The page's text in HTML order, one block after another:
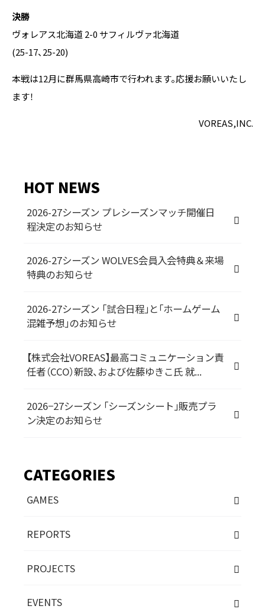
決勝
ヴォレアス北海道 2-0 サフィルヴァ北海道
(25-17、25-20)
本戦は12月に群馬県高崎市で行われます。応援お願いいたし
ます！
VOREAS,INC.
HOT NEWS
2026-27シーズン プレシーズンマッチ開催日
程決定のお知らせ
2026-27シーズン WOLVES会員入会特典＆来場
特典のお知らせ
2026-27シーズン 「試合日程」と「ホームゲーム
混雑予想」のお知らせ
【株式会社VOREAS】最高コミュニケーション責
任者（CCO）新設、および佐藤ゆきこ氏 就...
2026−27シーズン 「シーズンシート」販売プラ
ン決定のお知らせ
CATEGORIES
GAMES
REPORTS
PROJECTS
EVENTS